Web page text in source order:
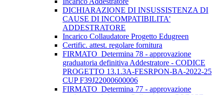
DICHIARAZIONE DI INSUSSISTENZA DI
CAUSE DI INCOMPATIBILITA'
ADDESTRATORE
Incarico Collaudatore Progetto Edugreen
Certific. attest. regolare fornitura
FIRMATO_Determina 78 - approvazione
graduatoria definitiva Addestratore - CODICE
PROGETTO 13.1.3A-FESRPON-BA-2022-25
CUP F39J22000600006
FIRMATO_Determina 77 - approvazione